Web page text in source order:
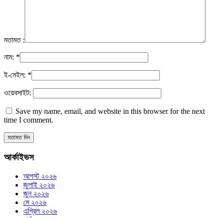
মতামত :
নাম: *
ই-মেইল: *
ওয়েবসাইট:
Save my name, email, and website in this browser for the next
time I comment.
আর্কাইভস
আগস্ট ২০২৬
জুলাই ২০২৬
জুন ২০২৬
মে ২০২৬
এপ্রিল ২০২৬